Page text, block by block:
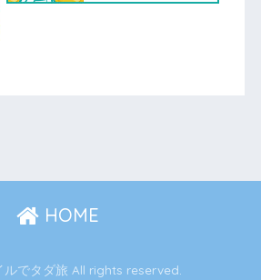
HOME
でタダ旅 All rights reserved.